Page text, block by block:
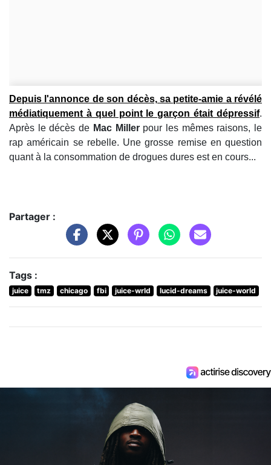
Depuis l'annonce de son décès, sa petite-amie a révélé
médiatiquement à quel point le garçon était dépressif.
Après le décès de Mac Millerpour les mêmes raisons, le
rap américain se rebelle. Une grosse remise en question
quant à la consommation de drogues dures est en cours...
Partager :
Tags :
juice tmz chicago fbi juice-wrld lucid-dreams juice-world